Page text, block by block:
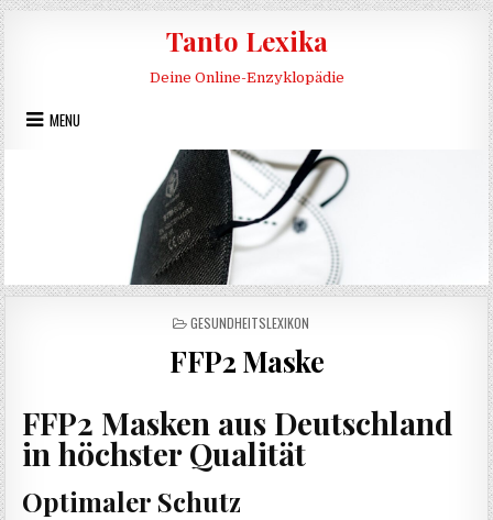
Skip to content
Tanto Lexika
Deine Online-Enzyklopädie
MENU
POSTED IN
GESUNDHEITSLEXIKON
FFP2 Maske
FFP2 Masken aus Deutschland
in höchster Qualität
Optimaler Schutz